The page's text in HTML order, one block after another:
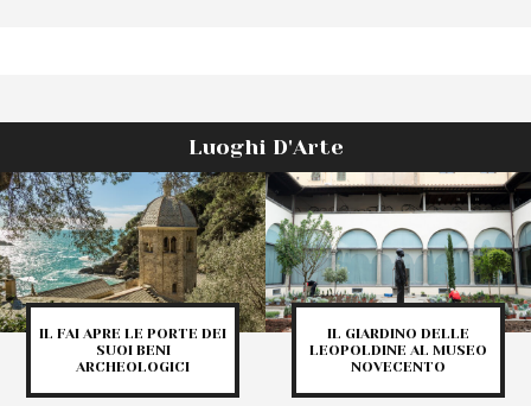
Luoghi D'Arte
IL FAI APRE LE PORTE DEI
SUOI BENI
ARCHEOLOGICI
IL GIARDINO DELLE
LEOPOLDINE AL MUSEO
NOVECENTO